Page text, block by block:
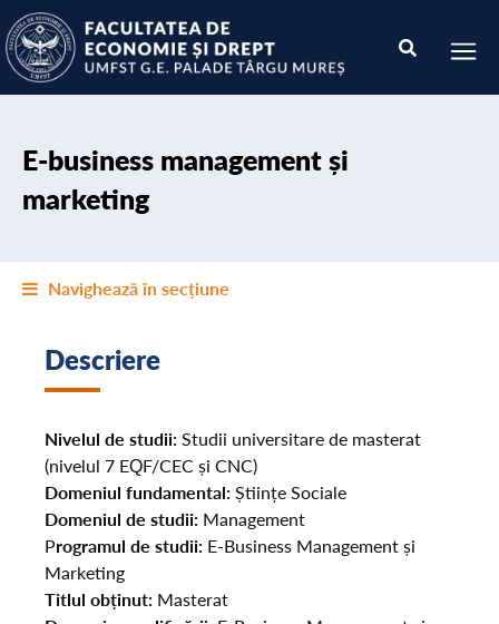
E-business management și
marketing
Navighează în secțiune
Descriere
Nivelul de studii:Studii universitare de masterat
(nivelul 7 EQF/CEC și CNC)
Domeniul fundamental:Științe Sociale
Domeniul de studii: Management
Programul de studii: E-Business Management și
Marketing
Titlul obținut: Masterat